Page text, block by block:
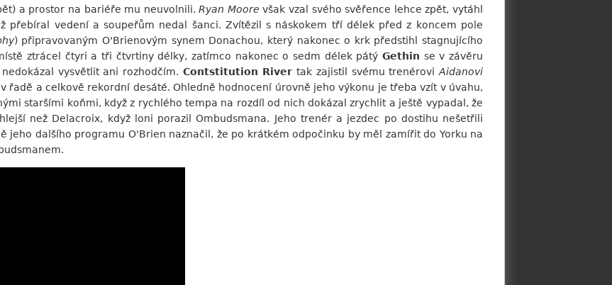
a prostor na bariéře mu neuvolnili.Ryan Moore však vzal svého svěřence lehce zpět, vytáhl
přebíral vedení a soupeřům nedal šanci. Zvítězil s náskokem tří délek před z koncem pole
) připravovaným O'Brienovým synem Donachou, který nakonec o krk předstihl stagnujícího
ztrácel čtyri a tři čtvrtiny délky, zatímco nakonec o sedm délek pátýGethin se v závěru
vysvětlit ani rozhodčím. Contstitution River tak zajistil svému trenéroviAidanovi
řadě a celkově rekordní desáté. Ohledně hodnocení úrovně jeho výkonu je třeba vzít v úvahu,
staršími koňmi, když z rychlého tempa na rozdíl od nich dokázal zrychlit a ještě vypadal, že
než Delacroix, když loni porazil Ombudsmana. Jeho trenér a jezdec po dostihu nešetřili
jeho dalšího programu O'Brien naznačil, že po krátkém odpočinku by měl zamířit do Yorku na